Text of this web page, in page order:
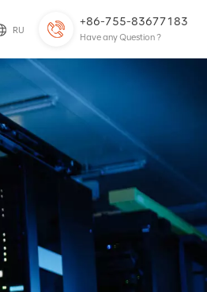
+86-755-83677183
Have any Question ?
RU